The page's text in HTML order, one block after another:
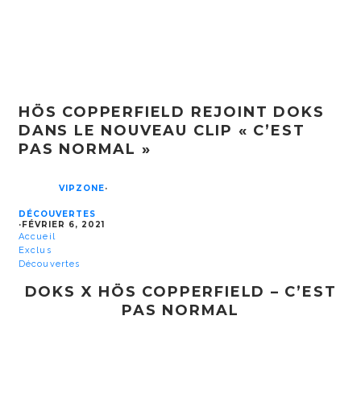
HÖS COPPERFIELD REJOINT DOKS
DANS LE NOUVEAU CLIP « C’EST
PAS NORMAL »
VIPZONE·
DÉCOUVERTES
·FÉVRIER 6, 2021
Accueil
Exclus
Découvertes
DOKS X HÖS COPPERFIELD – C’EST
PAS NORMAL